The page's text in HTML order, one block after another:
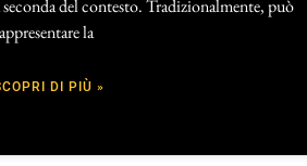
seconda del contesto. Tradizionalmente, può
la
DI PIÙ »